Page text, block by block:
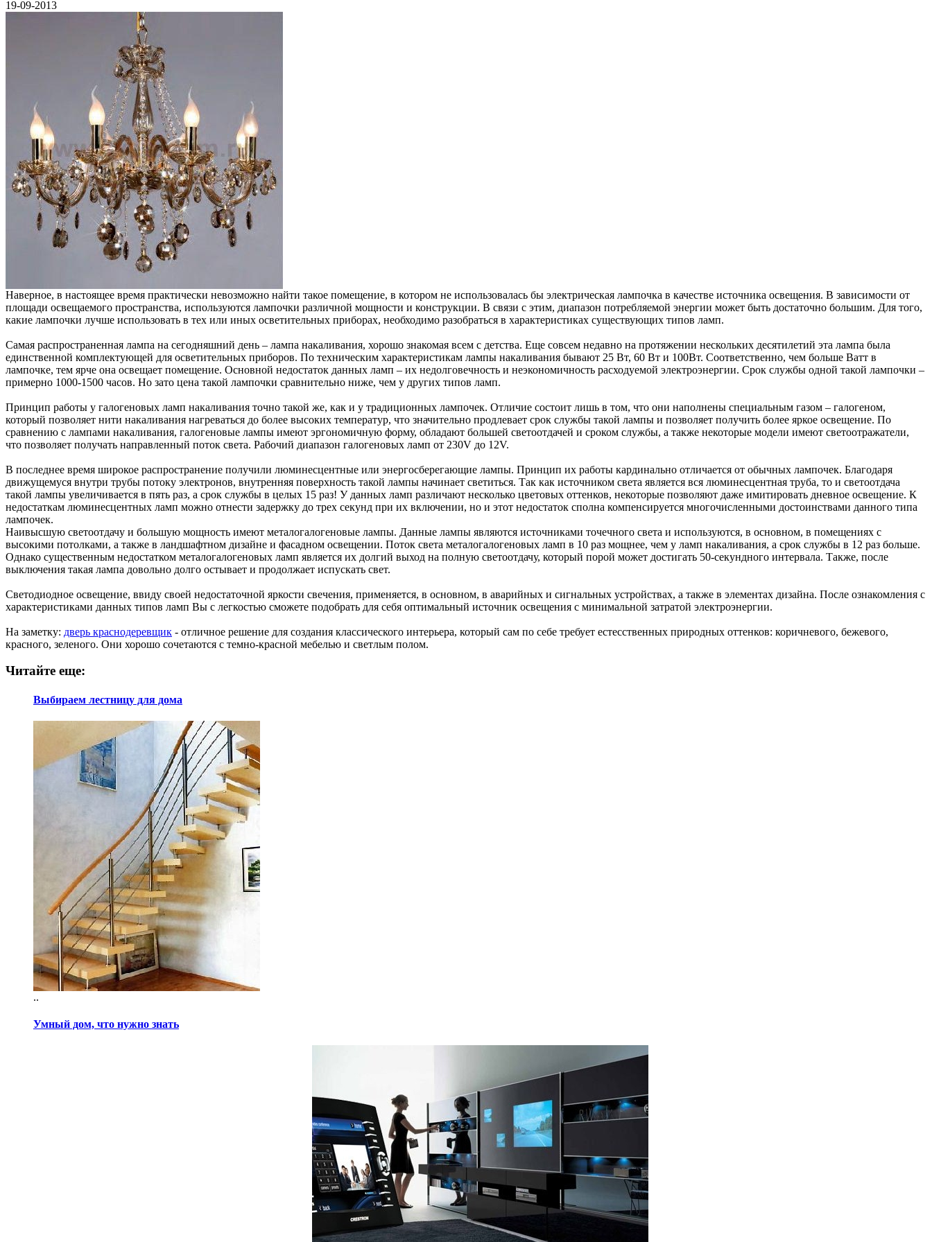
19-09-2013
Наверное, в настоящее время практически невозможно найти такое помещение, в котором не использовалась бы электрическая лампочка в качестве источника освещения. В зависимости от
площади освещаемого пространства, используются лампочки различной мощности и конструкции. В связи с этим, диапазон потребляемой энергии может быть достаточно большим. Для того,
какие лампочки лучше использовать в тех или иных осветительных приборах, необходимо разобраться в характеристиках существующих типов ламп.
Самая распространенная лампа на сегодняшний день – лампа накаливания, хорошо знакомая всем с детства. Еще совсем недавно на протяжении нескольких десятилетий эта лампа была
единственной комплектующей для осветительных приборов. По техническим характеристикам лампы накаливания бывают 25 Вт, 60 Вт и 100Вт. Соответственно, чем больше Ватт в
лампочке, тем ярче она освещает помещение. Основной недостаток данных ламп – их недолговечность и неэкономичность расходуемой электроэнергии. Срок службы одной такой лампочки –
примерно 1000-1500 часов. Но зато цена такой лампочки сравнительно ниже, чем у других типов ламп.
Принцип работы у галогеновых ламп накаливания точно такой же, как и у традиционных лампочек. Отличие состоит лишь в том, что они наполнены специальным газом – галогеном,
который позволяет нити накаливания нагреваться до более высоких температур, что значительно продлевает срок службы такой лампы и позволяет получить более яркое освещение. По
сравнению с лампами накаливания, галогеновые лампы имеют эргономичную форму, обладают большей светоотдачей и сроком службы, а также некоторые модели имеют светоотражатели,
что позволяет получать направленный поток света. Рабочий диапазон галогеновых ламп от 230V до 12V.
В последнее время широкое распространение получили люминесцентные или энергосберегающие лампы. Принцип их работы кардинально отличается от обычных лампочек. Благодаря
движущемуся внутри трубы потоку электронов, внутренняя поверхность такой лампы начинает светиться. Так как источником света является вся люминесцентная труба, то и светоотдача
такой лампы увеличивается в пять раз, а срок службы в целых 15 раз! У данных ламп различают несколько цветовых оттенков, некоторые позволяют даже имитировать дневное освещение. К
недостаткам люминесцентных ламп можно отнести задержку до трех секунд при их включении, но и этот недостаток сполна компенсируется многочисленными достоинствами данного типа
лампочек.
Наивысшую светоотдачу и большую мощность имеют металогалогеновые лампы. Данные лампы являются источниками точечного света и используются, в основном, в помещениях с
высокими потолками, а также в ландшафтном дизайне и фасадном освещении. Поток света металогалогеновых ламп в 10 раз мощнее, чем у ламп накаливания, а срок службы в 12 раз больше.
Однако существенным недостатком металогалогеновых ламп является их долгий выход на полную светоотдачу, который порой может достигать 50-секундного интервала. Также, после
выключения такая лампа довольно долго остывает и продолжает испускать свет.
Светодиодное освещение, ввиду своей недостаточной яркости свечения, применяется, в основном, в аварийных и сигнальных устройствах, а также в элементах дизайна. После ознакомления с
характеристиками данных типов ламп Вы с легкостью сможете подобрать для себя оптимальный источник освещения с минимальной затратой электроэнергии.
На заметку: дверь краснодеревщик - отличное решение для создания классического интерьера, который сам по себе требует естесственных природных оттенков: коричневого, бежевого,
красного, зеленого. Они хорошо сочетаются с темно-красной мебелью и светлым полом.
Читайте еще:
Выбираем лестницу для дома
..
Умный дом, что нужно знать